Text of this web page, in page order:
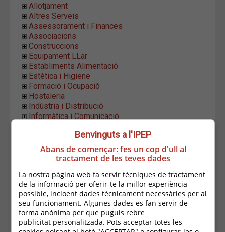
Allotjament
Altres Serveis
Assessorament i Finances
Associacions
Construccions
Equipament LLar
Establiments Alimentació
Estètica i Higiene
Formació i Ocupació
Hostaleria
Indústria i Distribució
Informàtica i Comunicació
Moda i Complements
Aparcaments
Automoció
Arespa Autos
Auto Taller Esteve Boix
Auto-Boats
Auto-Taller Bruguerol
Benvinguts a l'IPEP
Abans de començar: fes un cop d'ull al
tractament de les teves dades
La nostra pàgina web fa servir tècniques de tractament
de la informació per oferir-te la millor experiència
possible, incloent dades tècnicament necessàries per al
seu funcionament. Algunes dades es fan servir de
forma anònima per que puguis rebre
publicitat personalitzada. Pots acceptar totes les